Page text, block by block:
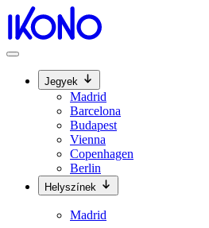
Jegyek
Madrid
Barcelona
Budapest
Vienna
Copenhagen
Berlin
Helyszínek
Madrid